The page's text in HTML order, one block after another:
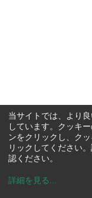
当サイトでは、より
しています。クッキ
ンをクリックし、ク
リックしてください
認ください。
詳細を見る ...